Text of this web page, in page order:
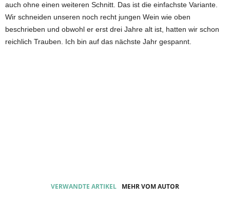
auch ohne einen weiteren Schnitt. Das ist die einfachste Variante.
Wir schneiden unseren noch recht jungen Wein wie oben
beschrieben und obwohl er erst drei Jahre alt ist, hatten wir schon
reichlich Trauben. Ich bin auf das nächste Jahr gespannt.
VERWANDTE ARTIKEL MEHR VOM AUTOR